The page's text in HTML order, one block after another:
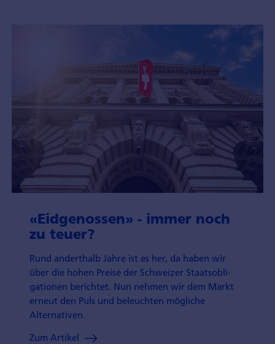
«Eidgenossen» - immer noch
zu teuer?
Rund anderthalb Jahre ist es her, da haben wir
über die hohen Preise der Schweizer Staatsobli­
gationen berichtet. Nun nehmen wir dem Markt
erneut den Puls und beleuchten mögliche
Alternativen.
Zum Artikel